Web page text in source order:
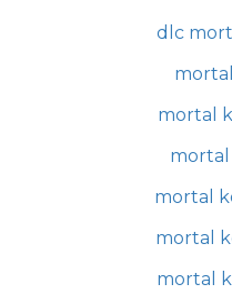
dlc
mortal
mortal
mortal
mortal
mortal